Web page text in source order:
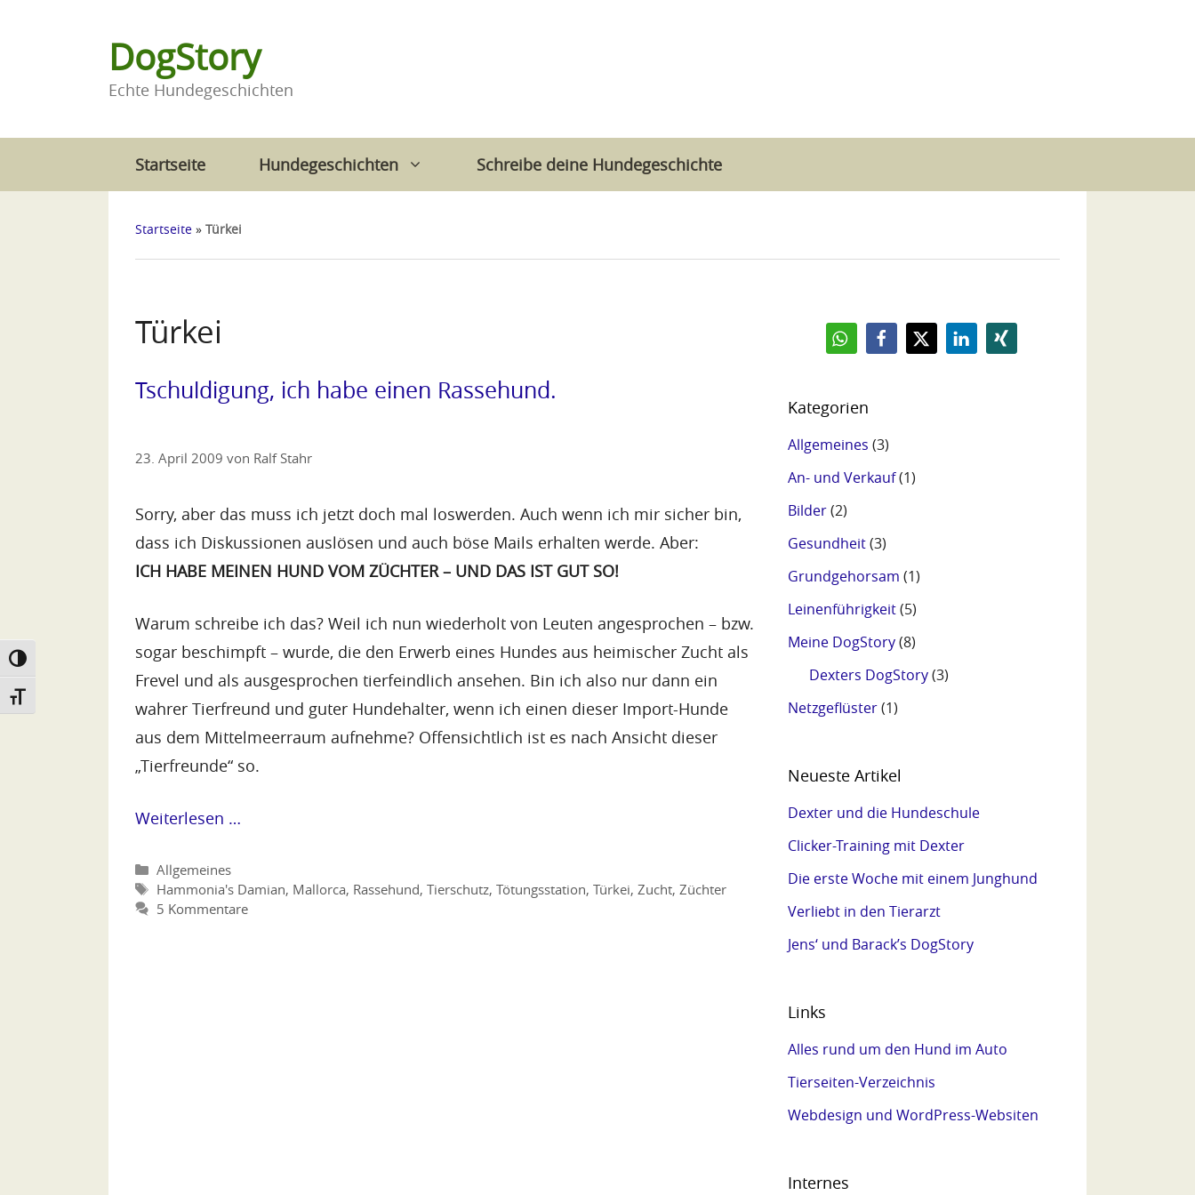
Umschalten auf hohe Kontraste
Schrift vergrößern
DogStory
Echte Hundegeschichten
Startseite Hundegeschichten Schreibe deine Hundegeschichte
Startseite » Türkei
Türkei
Tschuldigung, ich habe einen Rassehund.
23. April 2009 von Ralf Stahr
Sorry, aber das muss ich jetzt doch mal loswerden. Auch wenn ich mir sicher bin,
dass ich Diskussionen auslösen und auch böse Mails erhalten werde. Aber:
ICH HABE MEINEN HUND VOM ZÜCHTER – UND DAS IST GUT SO!
Warum schreibe ich das? Weil ich nun wiederholt von Leuten angesprochen – bzw.
sogar beschimpft – wurde, die den Erwerb eines Hundes aus heimischer Zucht als
Frevel und als ausgesprochen tierfeindlich ansehen. Bin ich also nur dann ein
wahrer Tierfreund und guter Hundehalter, wenn ich einen dieser Import-Hunde
aus dem Mittelmeerraum aufnehme? Offensichtlich ist es nach Ansicht dieser
„Tierfreunde“ so.
Weiterlesen …
Kategorien
Allgemeines
Schlagwörter
Hammonia's Damian, Mallorca, Rassehund,Tierschutz,Tötungsstation,Türkei,Zucht,Züchter
5 Kommentare
Kategorien
Allgemeines (3)
An- und Verkauf(1)
Bilder(2)
Gesundheit(3)
Grundgehorsam (1)
Leinenführigkeit(5)
Meine DogStory(8)
Dexters DogStory(3)
Netzgeflüster(1)
Neueste Artikel
Dexter und die Hundeschule
Clicker-Training mit Dexter
Die erste Woche mit einem Junghund
Verliebt in den Tierarzt
Jens‘ und Barack’s DogStory
Links
Alles rund um den Hund im Auto
Tierseiten-Verzeichnis
Webdesign und WordPress-Websiten
Internes